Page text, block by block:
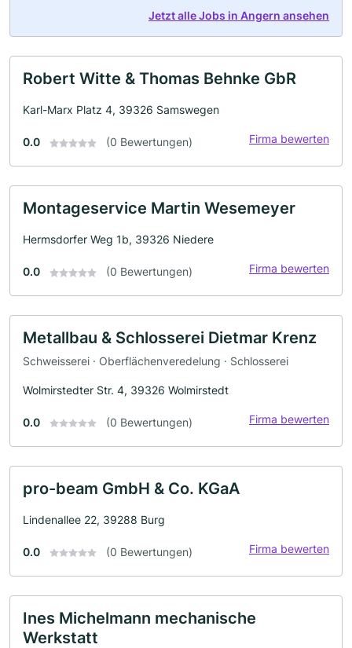
Jetzt alle Jobs in Angern ansehen
Robert Witte & Thomas Behnke GbR
Karl-Marx Platz 4, 39326 Samswegen
0.0 (0 Bewertungen) Firma bewerten
Montageservice Martin Wesemeyer
Hermsdorfer Weg 1b, 39326 Niedere
0.0 (0 Bewertungen) Firma bewerten
Metallbau & Schlosserei Dietmar Krenz
Schweisserei · Oberflächenveredelung · Schlosserei
Wolmirstedter Str. 4, 39326 Wolmirstedt
0.0 (0 Bewertungen) Firma bewerten
pro-beam GmbH & Co. KGaA
Lindenallee 22, 39288 Burg
0.0 (0 Bewertungen) Firma bewerten
Ines Michelmann mechanische
Werkstatt